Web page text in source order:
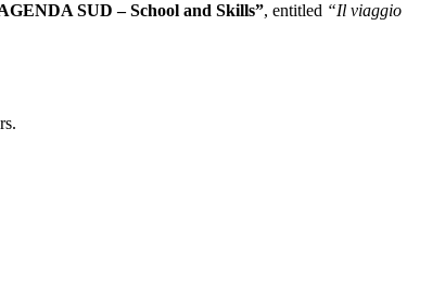
SUD – School and Skills”, entitled “Il viaggio